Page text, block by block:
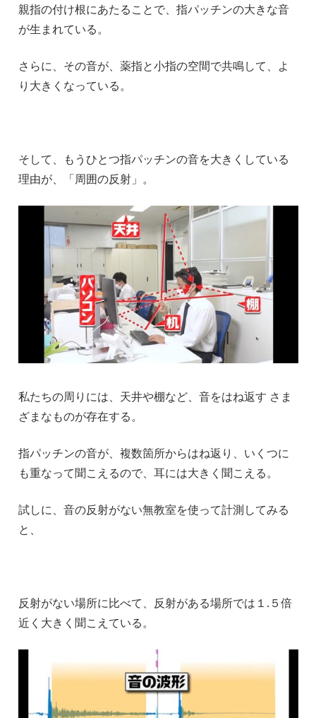
親指の付け根にあたることで、指パッチンの大きな音
が生まれている。
さらに、その音が、薬指と小指の空間で共鳴して、よ
り大きくなっている。
そして、もうひとつ指パッチンの音を大きくしている
理由が、「周囲の反射」。
私たちの周りには、天井や棚など、音をはね返す さま
ざまなものが存在する。
指パッチンの音が、複数箇所からはね返り、いくつに
も重なって聞こえるので、耳には大きく聞こえる。
試しに、音の反射がない無教室を使って計測してみる
と、
反射がない場所に比べて、反射がある場所では１.５倍
近く大きく聞こえている。